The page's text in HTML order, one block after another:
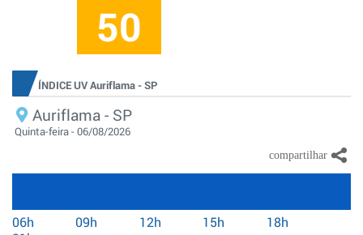
50
ÍNDICE UV Auriflama - SP
Auriflama - SP
Quinta-feira - 06/08/2026
06h 09h 12h 15h
18h